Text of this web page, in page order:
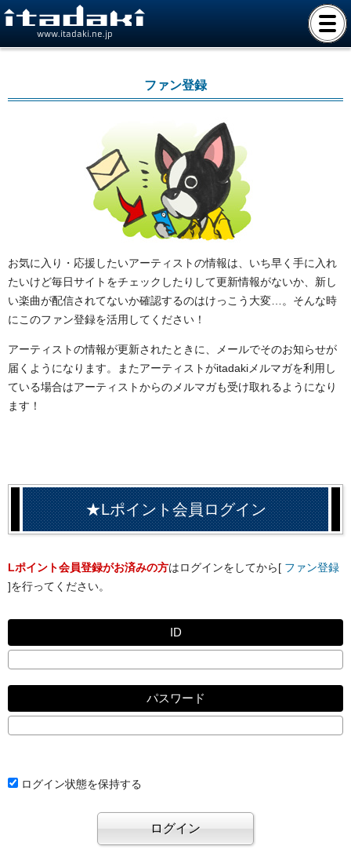
www.itadaki.ne.jp
ファン登録
お気に入り・応援したいアーティストの情報は、いち早く手に入れ
たいけど毎日サイトをチェックしたりして更新情報がないか、新し
い楽曲が配信されてないか確認するのはけっこう大変…。そんな時
にこのファン登録を活用してください！
アーティストの情報が更新されたときに、メールでそのお知らせが
届くようになります。またアーティストがitadakiメルマガを利用し
ている場合はアーティストからのメルマガも受け取れるようになり
ます！
★Lポイント会員ログイン
Lポイント会員登録がお済みの方はログインをしてから[ ファン登録
]を行ってください。
ID
パスワード
ログイン状態を保持する